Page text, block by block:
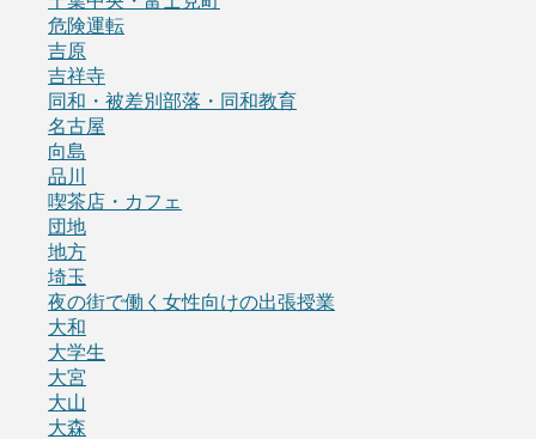
危険運転
吉原
吉祥寺
同和・被差別部落・同和教育
名古屋
向島
品川
喫茶店・カフェ
団地
地方
埼玉
夜の街で働く女性向けの出張授業
大和
大学生
大宮
大山
大森